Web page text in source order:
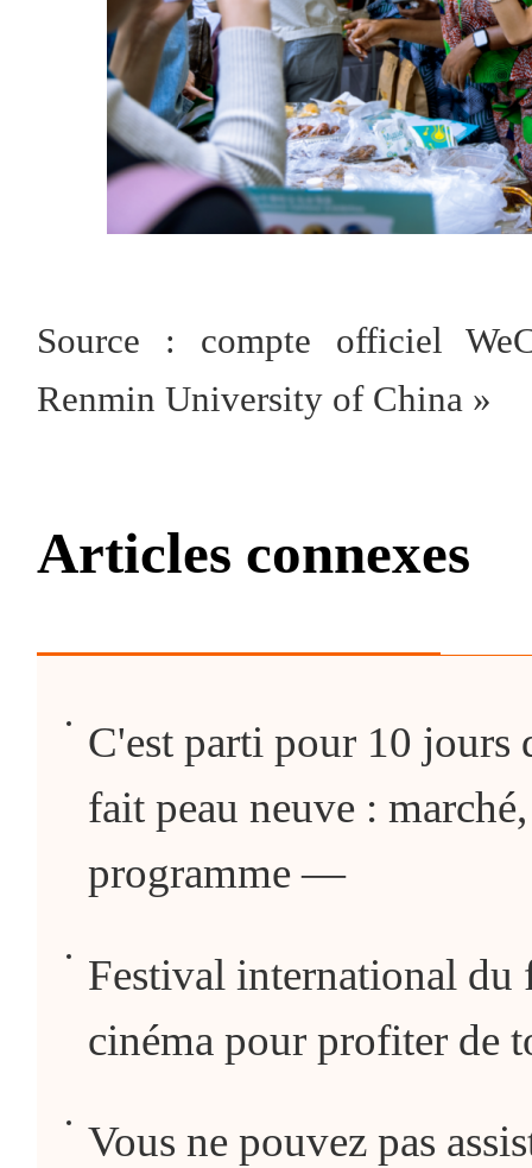
Source : compte officiel
Renmin University of China »
Articles connexes
C'est parti pour 10 jours
fait peau neuve :
programme —
Festival international
cinéma pour profiter de
Vous ne pouvez pas